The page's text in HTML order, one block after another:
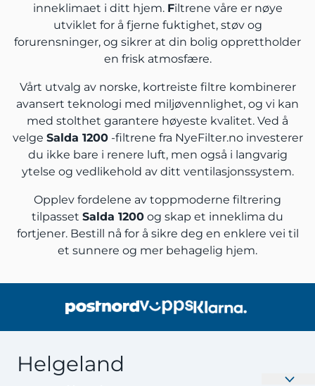
inneklimaet i ditt hjem. Filtrene våre er nøye
utviklet for å fjerne fuktighet, støv og
forurensninger, og sikrer at din bolig opprettholder
en frisk atmosfære.
Vårt utvalg av norske, kortreiste filtre kombinerer
avansert teknologi med miljøvennlighet, og vi kan
med stolthet garantere høyeste kvalitet. Ved å
velge Salda 1200-filtrene fra NyeFilter.no investerer
du ikke bare i renere luft, men også i langvarig
ytelse og vedlikehold av ditt ventilasjonssystem.
Opplev fordelene av toppmoderne filtrering
tilpasset Salda 1200 og skap et inneklima du
fortjener. Bestill nå for å sikre deg en enklere vei til
et sunnere og mer behagelig hjem.
Helgeland